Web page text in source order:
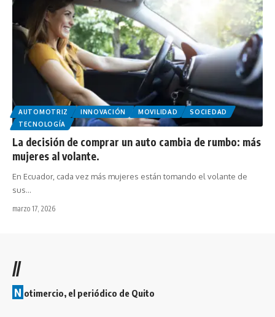
AUTOMOTRIZ INNOVACIÓN MOVILIDAD
SOCIEDAD
TECNOLOGÍA
La decisión de comprar un auto cambia de rumbo: más
mujeres al volante.
En Ecuador, cada vez más mujeres están tomando el volante de
sus…
marzo 17, 2026
//
N otimercio, el periódico de Quito